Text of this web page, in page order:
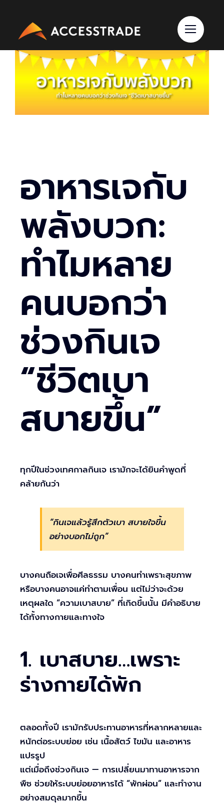
content
อาหารเจกับ
พลังบวก:
ทำไมหลาย
คนบอกว่า
ช่วงกินเจ
“ชีวิตเบา
สบายขึ้น”
ทุกปีในช่วงเทศกาลกินเจ เรามักจะได้ยินคำพูดที่
คล้ายกันว่า
“กินเจแล้วรู้สึกตัวเบา สบายใจขึ้น
อย่างบอกไม่ถูก”
บางคนถือเจเพื่อศีลธรรม บางคนทำเพราะสุขภาพ
หรือบางคนอาจแค่ทำตามเพื่อน แต่ไม่ว่าจะด้วย
เหตุผลใด “ความเบาสบาย” ที่เกิดขึ้นนั้น มีคำอธิบาย
ได้ทั้งทางกายและทางใจ
1. เบาสบาย…เพราะ
ร่างกายได้พัก
ตลอดทั้งปี เรามักรับประทานอาหารที่หลากหลายและ
หนักต่อระบบย่อย เช่น เนื้อสัตว์ ไขมัน และอาหาร
แปรรูป
แต่เมื่อถึงช่วงกินเจ — การเปลี่ยนมาทานอาหารจาก
พืช ช่วยให้ระบบย่อยอาหารได้ “พักผ่อน” และทำงาน
อย่างสมดุลมากขึ้น